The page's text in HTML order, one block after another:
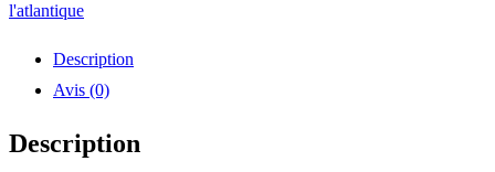
aux
poivres
l'atlantique
Description
Avis (0)
Description